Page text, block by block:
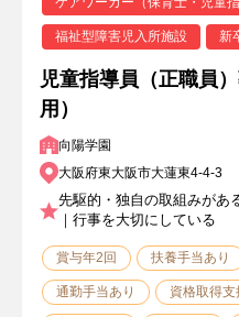
福祉型障害児入所施設 新
児童指導員（正職員
用）
向陽学園
大阪府東大阪市大蓮東4-4-3
先駆的・独自の取組みがあ
｜行事を大切にしている
賞与年2回 扶養手当あり
通勤手当あり 資格取得支